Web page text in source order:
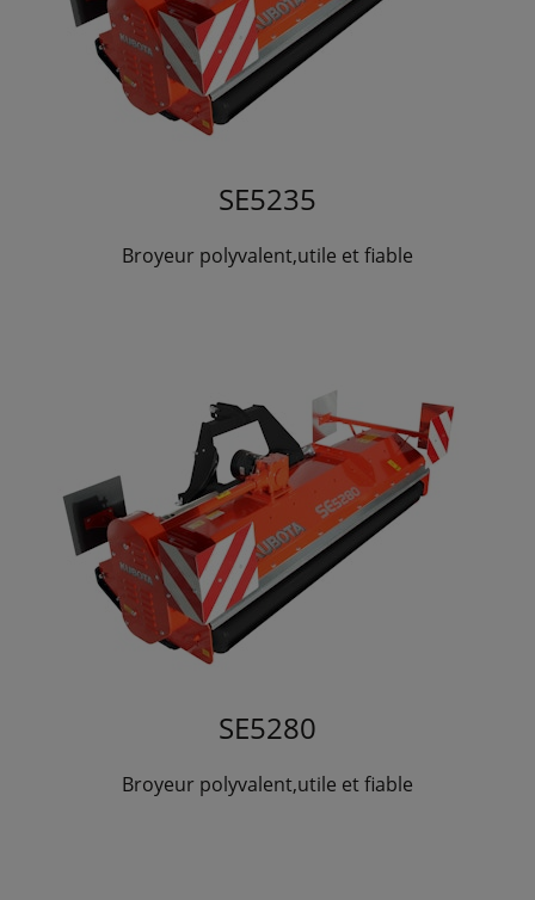
SE5235
Broyeur polyvalent,utile et fiable
SE5280
Broyeur polyvalent,utile et fiable